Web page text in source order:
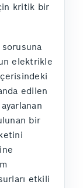
kritik bir
elektrikle
edilen
bir
etkili